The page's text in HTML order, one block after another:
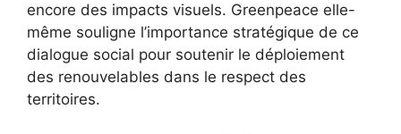
encore des impacts visuels. Greenpeace elle-
même souligne l’importance stratégique de ce
dialogue social pour soutenir le déploiement
des renouvelables dans le respect des
territoires.